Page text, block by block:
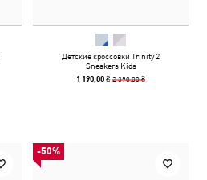
Детские кроссовки Trinity 2
Sneakers Kids
1 190,00 ₴2 390,00 ₴
-50%